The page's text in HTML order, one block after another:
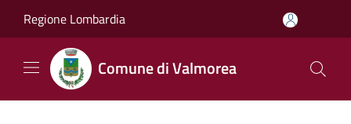
Regione Lombardia
Comune di Valmorea